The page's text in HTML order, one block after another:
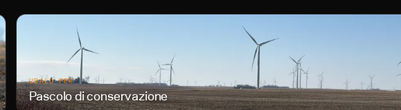
USALO PER
Pascolo di conservazione